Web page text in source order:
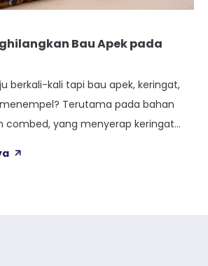
Bau Apek pada
berkali-kali tapi bau apek, keringat,
Terutama pada bahan
combed, yang menyerap keringat
tidak terbilas sempurna, serta